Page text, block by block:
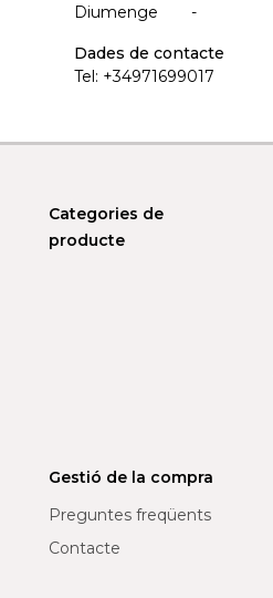
Diumenge
-
Dades de contacte
Tel: +34971699017
Categories de
producte
Gestió de la compra
Preguntes freqüents
Contacte